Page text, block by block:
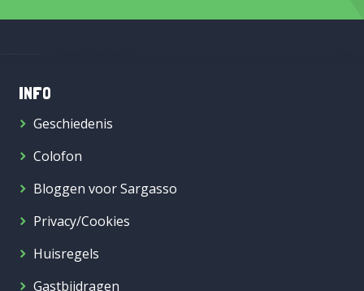
INFO
Geschiedenis
Colofon
Bloggen voor Sargasso
Privacy/Cookies
Huisregels
Gastbijdragen